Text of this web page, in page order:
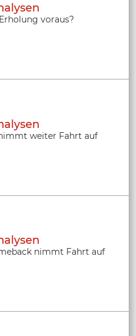
voraus?
weiter Fahrt auf
nimmt Fahrt auf